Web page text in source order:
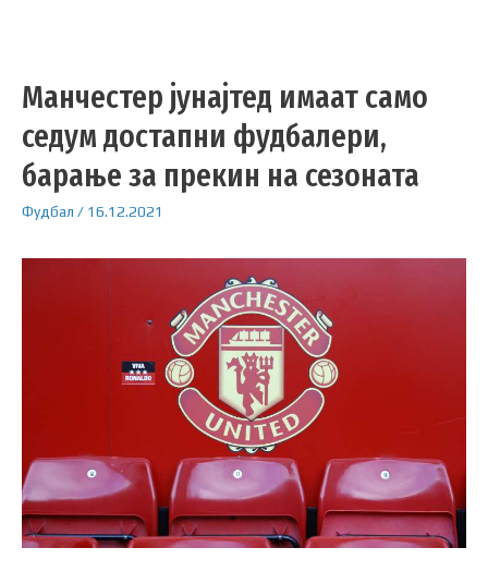
Манчестер јунајтед имаат само
седум достапни фудбалери,
барање за прекин на сезоната
Фудбал / 16.12.2021